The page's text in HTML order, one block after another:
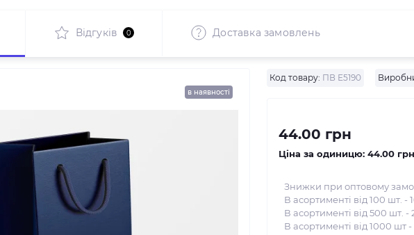
Відгуків 0 Доставка замовлень
в наявності
Код товару: ПВ Е5190
44.00 грн
Ціна за одиницю: 44.00 грн
Знижки при оптовому
В асортименті від 100 шт. -
В асортименті від 500 шт. -
В асортименті від 1000 шт -